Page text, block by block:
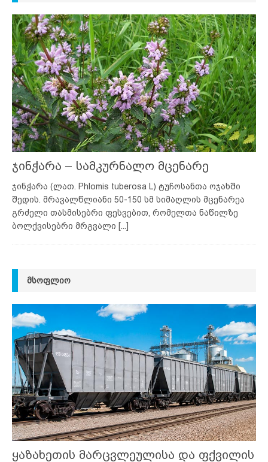
ჯინჭარა – სამკურნალო მცენარე
ჯინჭარა (ლათ. Phlomis tuberosa L) ტუჩოსანთა ოჯახში
შედის. მრავალწლიანი 50-150 სმ სიმაღლის მცენარეა
გრძელი თასმისებრი ფესვებით, რომელთა ნაწილზე
ბოლქვისებრი მრგვალი [...]
ᲛᲡᲝᲤᲚᲘᲝ
ყაზახეთის მარცვლეულისა და ფქვილის